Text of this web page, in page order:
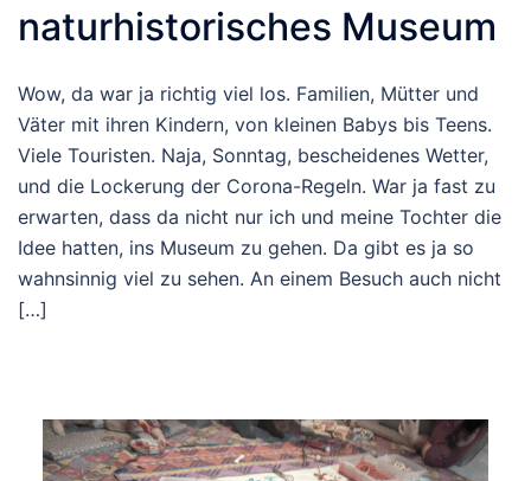
naturhistorisches Museum
Wow, da war ja richtig viel los. Familien, Mütter und
Väter mit ihren Kindern, von kleinen Babys bis Teens.
Viele Touristen. Naja, Sonntag, bescheidenes Wetter,
und die Lockerung der Corona-Regeln. War ja fast zu
erwarten, dass da nicht nur ich und meine Tochter die
Idee hatten, ins Museum zu gehen. Da gibt es ja so
wahnsinnig viel zu sehen. An einem Besuch auch nicht
[…]